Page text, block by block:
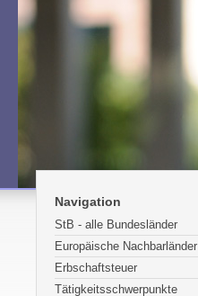
Navigation
StB - alle Bundesländer
Europäische Nachbarländer
Erbschaftsteuer
Tätigkeitsschwerpunkte